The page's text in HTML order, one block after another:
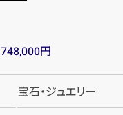
748,000円
宝石・ジュエリー